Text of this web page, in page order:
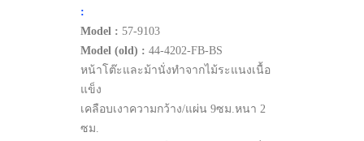
:
Model : 57-9103
Model (old) : 44-4202-FB-BS
หน้าโต๊ะและม้านั่งทำจากไม้ระแนงเนื้อ
แข็ง
เคลือบเงาความกว้าง/แผ่น 9ซม.หนา 2
ซม.